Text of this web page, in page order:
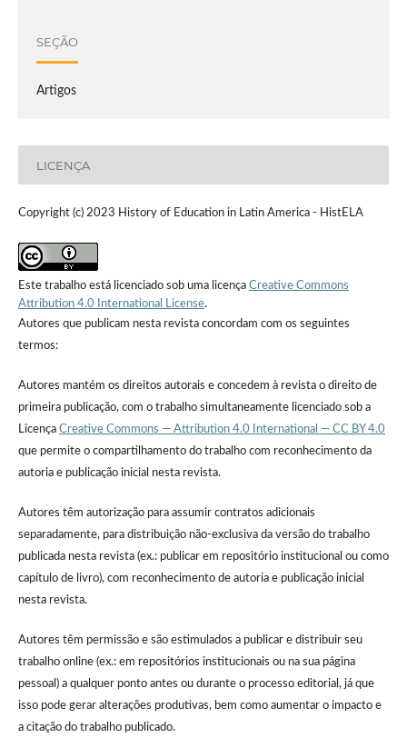
SEÇÃO
Artigos
LICENÇA
Copyright (c) 2023 History of Education in Latin America - HistELA
Este trabalho está licenciado sob uma licença Creative Commons
Attribution 4.0 International License.
Autores que publicam nesta revista concordam com os seguintes
termos:
Autores mantém os direitos autorais e concedem à revista o direito de
primeira publicação, com o trabalho simultaneamente licenciado sob a
Licença Creative Commons — Attribution 4.0 International — CC BY 4.0
que permite o compartilhamento do trabalho com reconhecimento da
autoria e publicação inicial nesta revista.
Autores têm autorização para assumir contratos adicionais
separadamente, para distribuição não-exclusiva da versão do trabalho
publicada nesta revista (ex.: publicar em repositório institucional ou como
capítulo de livro), com reconhecimento de autoria e publicação inicial
nesta revista.
Autores têm permissão e são estimulados a publicar e distribuir seu
trabalho online (ex.: em repositórios institucionais ou na sua página
pessoal) a qualquer ponto antes ou durante o processo editorial, já que
isso pode gerar alterações produtivas, bem como aumentar o impacto e
a citação do trabalho publicado.